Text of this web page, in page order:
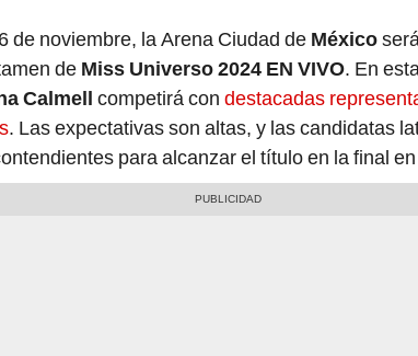
de noviembre, la Arena Ciudad de México
de Miss Universo 2024 EN VIVO. En
Calmell competirá con destacadas
. Las expectativas son altas, y las candidatas
para alcanzar el título en la final